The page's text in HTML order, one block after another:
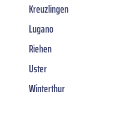
Kreuzlingen
Lugano
Riehen
Uster
Winterthur